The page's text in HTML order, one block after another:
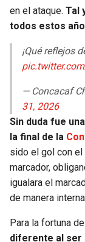
en el ataque. Tal
todos estos
¡Qué reflejos
— Concacaf
31, 2026
Sin duda fue
la final de la
sido el gol con
marcador,
igualara el
de manera
Para la fortuna
diferente al ser